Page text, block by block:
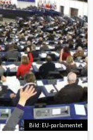
Bild: EU-parlamentet